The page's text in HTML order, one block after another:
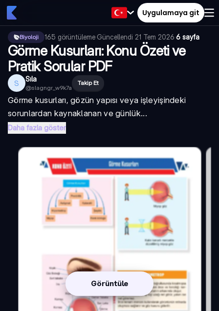
Uygulamaya git
Biyoloji 165 görüntüleme·Güncellendi 21 Tem 2026·6 sayfa
Görme Kusurları: Konu Özeti ve
Pratik Sorular PDF
S Sıla
@slagngr_w9k7a
Takip Et
Görme kusurları, gözün yapısı veya işleyişindeki
sorunlardan kaynaklanan ve günlük...
Daha fazla göster
Görüntüle